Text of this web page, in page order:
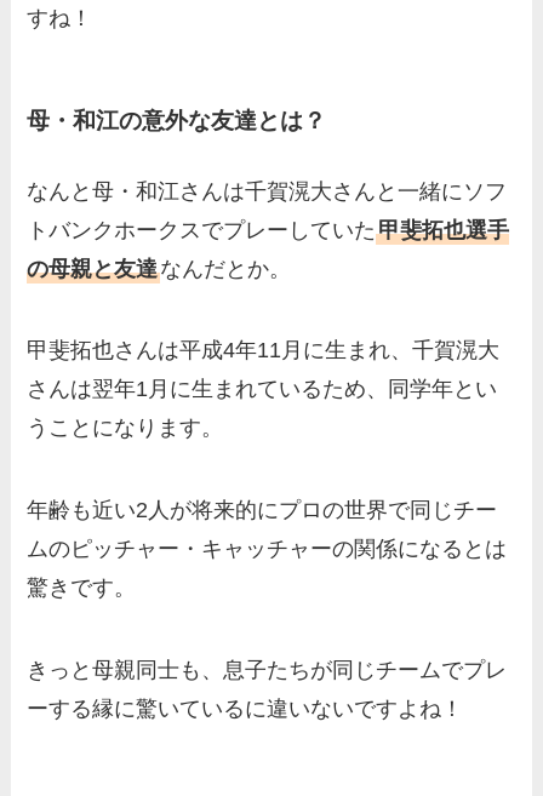
すね！
母・和江の意外な友達とは？
なんと母・和江さんは千賀滉大さんと一緒にソフ
トバンクホークスでプレーしていた甲斐拓也選手
の母親と友達なんだとか。
甲斐拓也さんは平成4年11月に生まれ、千賀滉大
さんは翌年1月に生まれているため、同学年とい
うことになります。
年齢も近い2人が将来的にプロの世界で同じチー
ムのピッチャー・キャッチャーの関係になるとは
驚きです。
きっと母親同士も、息子たちが同じチームでプレ
ーする縁に驚いているに違いないですよね！